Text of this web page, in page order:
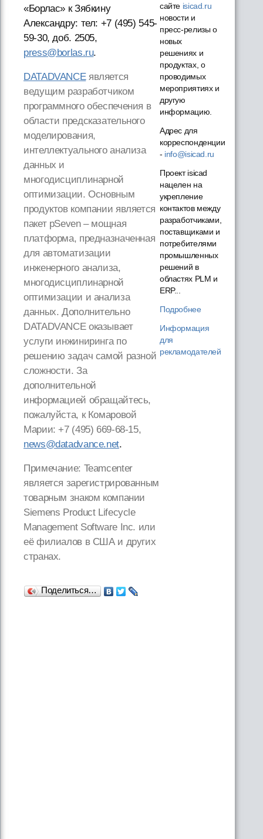
«Борлас» к Зябкину
Александру: тел: +7 (495) 545-
59-30, доб. 2505,
press@borlas.ru.
DATADVANCEявляется
ведущим разработчиком
программного обеспечения в
области предсказательного
моделирования,
интеллектуального анализа
данных и
многодисциплинарной
оптимизации. Основным
продуктов компании является
пакет pSeven – мощная
платформа, предназначенная
для автоматизации
инженерного анализа,
многодисциплинарной
оптимизации и анализа
данных. Дополнительно
DATADVANCE оказывает
услуги инжиниринга по
решению задач самой разной
сложности. За
дополнительной
информацией обращайтесь,
пожалуйста, к Комаровой
Марии: +7 (495) 669-68-15,
news@datadvance.net.
Примечание: Teamcenter
является зарегистрированным
товарным знаком компании
Siemens Product Lifecycle
Management Software Inc. или
её филиалов в США и других
странах.
Поделиться…
сайте isicad.ru
новости и
пресс-релизы о
новых
решениях и
продуктах, о
проводимых
мероприятиях и
другую
информацию.
Адрес для
корреспонденции
- info@isicad.ru
Проект isicad
нацелен на
укрепление
контактов между
разработчиками,
поставщиками и
потребителями
промышленных
решений в
областях PLM и
ERP...
Подробнее
Информация
для
рекламодателей